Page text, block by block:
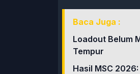
Baca Juga :
Loadout Belum
Tempur
Hasil MSC